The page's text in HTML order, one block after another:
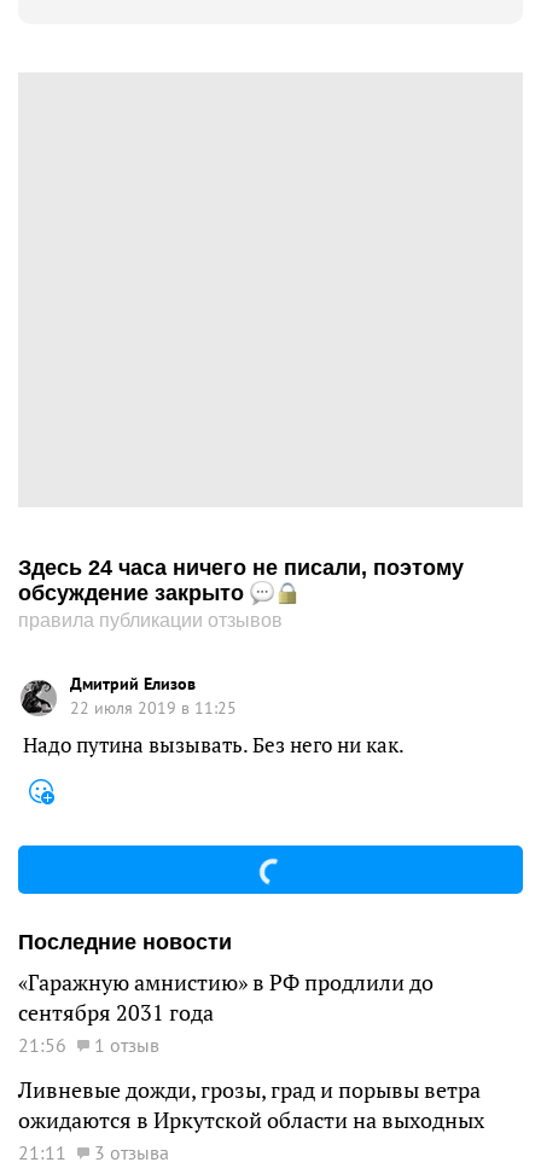
Здесь 24 часа ничего не писали, поэтому
обсуждение закрыто
правила публикации отзывов
Дмитрий Елизов
22 июля 2019 в 11:25
Надо путина вызывать. Без него ни как.
Последние новости
«Гаражную амнистию» в РФ продлили до
сентября 2031 года
21:56 1 отзыв
Ливневые дожди, грозы, град и порывы ветра
ожидаются в Иркутской области на выходных
21:11 3 отзыва